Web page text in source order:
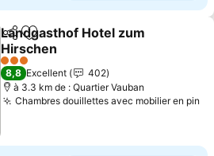
PartagerAjouter à mes favoris
Landgasthof Hotel zum
Hirschen
3 Étoiles
8,8 Excellent
402
à 3.3 km de : Quartier Vauban
Chambres douillettes avec mobilier en pin